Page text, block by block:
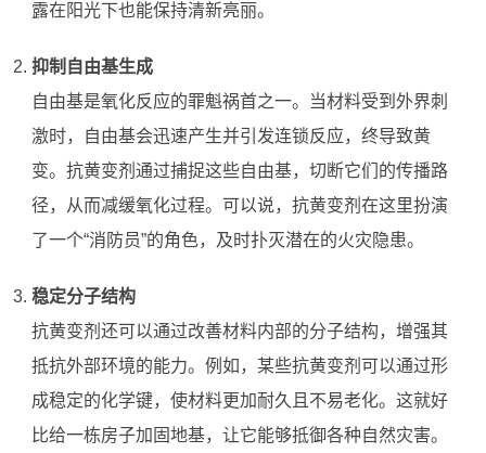
露在阳光下也能保持清新亮丽。
抑制自由基生成
自由基是氧化反应的罪魁祸首之一。当材料受到外界刺
激时，自由基会迅速产生并引发连锁反应，终导致黄
变。抗黄变剂通过捕捉这些自由基，切断它们的传播路
径，从而减缓氧化过程。可以说，抗黄变剂在这里扮演
了一个“消防员”的角色，及时扑灭潜在的火灾隐患。
稳定分子结构
抗黄变剂还可以通过改善材料内部的分子结构，增强其
抵抗外部环境的能力。例如，某些抗黄变剂可以通过形
成稳定的化学键，使材料更加耐久且不易老化。这就好
比给一栋房子加固地基，让它能够抵御各种自然灾害。